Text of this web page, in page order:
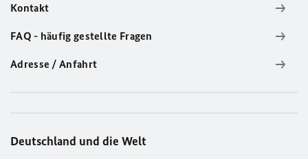
Kontakt
FAQ - häufig gestellte Fragen
Adresse / Anfahrt
Deutschland und die Welt